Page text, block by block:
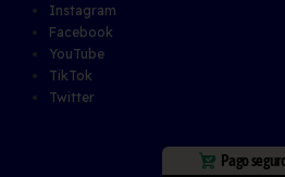
Instagram
Facebook
YouTube
TikTok
Twitter
Pago